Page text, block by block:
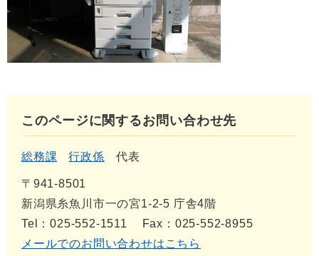
このページに関するお問い合わせ先
総務課 行政係 代表
〒941-8501
新潟県糸魚川市一の宮1-2-5 庁舎4階
Tel：025-552-1511
Fax：025-552-8955
メールでのお問い合わせはこちら